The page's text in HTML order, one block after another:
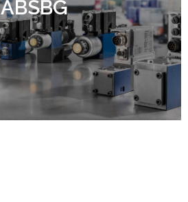
ABSBG